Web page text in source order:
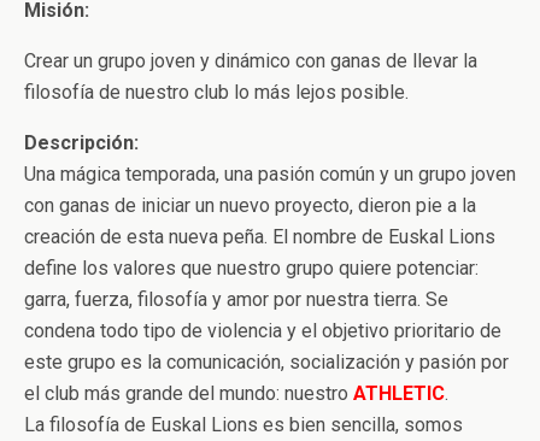
Misión:
Crear un grupo joven y dinámico con ganas de llevar la
filosofía de nuestro club lo más lejos posible.
Descripción:
Una mágica temporada, una pasión común y un grupo joven
con ganas de iniciar un nuevo proyecto, dieron pie a la
creación de esta nueva peña. El nombre de Euskal Lions
define los valores que nuestro grupo quiere potenciar:
garra, fuerza, filosofía y amor por nuestra tierra. Se
condena todo tipo de violencia y el objetivo prioritario de
este grupo es la comunicación, socialización y pasión por
el club más grande del mundo: nuestro ATHLETIC.
La filosofía de Euskal Lions es bien sencilla, somos